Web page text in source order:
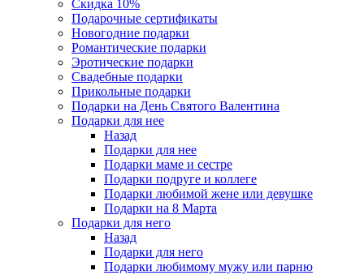
Скидка 10%
Подарочные сертификаты
Новогодние подарки
Романтические подарки
Эротические подарки
Свадебные подарки
Прикольные подарки
Подарки на День Святого Валентина
Подарки для нее
Назад
Подарки для нее
Подарки маме и сестре
Подарки подруге и коллеге
Подарки любимой жене или девушке
Подарки на 8 Марта
Подарки для него
Назад
Подарки для него
Подарки любимому мужу или парню